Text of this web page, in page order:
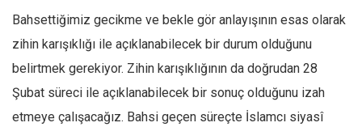
Leyla Şerif Emin
Selçuk Türkyılmaz
Mehmet Ali Tekin
Abir E. Nahas
Bahsettiğimiz gecikme ve bekle gör anlayışının esas olarak
zihin karışıklığı ile açıklanabilecek bir durum olduğunu
belirtmek gerekiyor. Zihin karışıklığının da doğrudan 28
Şubat süreci ile açıklanabilecek bir sonuç olduğunu izah
etmeye çalışacağız. Bahsi geçen süreçte İslamcı siyasî